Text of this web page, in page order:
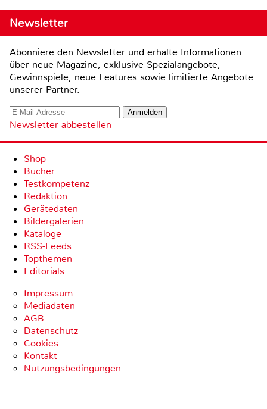
Newsletter
Abonniere den Newsletter und erhalte Informationen
über neue Magazine, exklusive Spezialangebote,
Gewinnspiele, neue Features sowie limitierte Angebote
unserer Partner.
Newsletter abbestellen
Shop
Bücher
Testkompetenz
Redaktion
Gerätedaten
Bildergalerien
Kataloge
RSS-Feeds
Topthemen
Editorials
Impressum
Mediadaten
AGB
Datenschutz
Cookies
Kontakt
Nutzungsbedingungen